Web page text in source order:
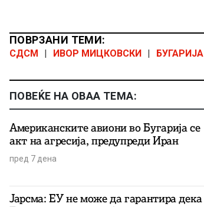
ПОВРЗАНИ ТЕМИ:
СДСМ ИВОР МИЦКОВСКИ БУГАРИЈА
ПОВЕЌЕ НА ОВАА ТЕМА:
Американските авиони во Бугарија се
акт на агресија, предупреди Иран
пред 7 дена
Јарсма: ЕУ не може да гарантира дека